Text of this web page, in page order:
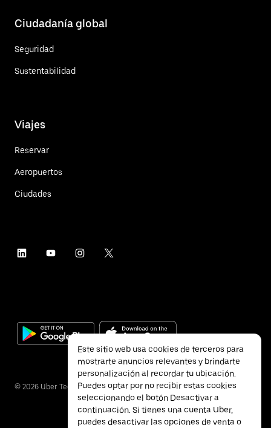
Ciudadanía global
Seguridad
Sustentabilidad
Viajes
Reservar
Aeropuertos
Ciudades
© 2026 Uber Technologies Inc.
Este sitio web usa cookies de terceros para
mostrarte anuncios relevantes y brindarte
personalización al recordar tu ubicación.
Puedes optar por no recibir estas cookies
seleccionando el botón Desactivar a
continuación. Si tienes una cuenta Uber,
puedes desactivar las opciones de venta o